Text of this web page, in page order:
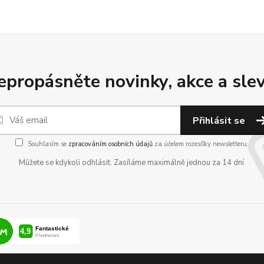
novinky, akce a
Přihlásit se
Souhlasím se zpracováním osobních údajů za účelem rozesílky newsletteru.
Můžete se kdykoli odhlásit. Zasíláme maximálně jednou za 14 dní.